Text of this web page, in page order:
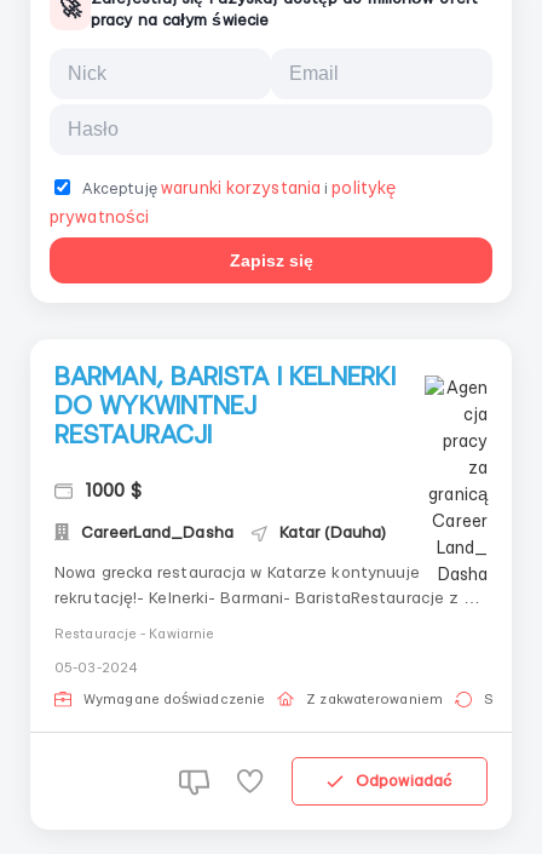
🚀
pracy na całym świecie
Akceptujęwarunki korzystania i politykę
prywatności
Zapisz się
BARMAN, BARISTA I KELNERKI
DO WYKWINTNEJ
RESTAURACJI
1000 $
CareerLand_Dasha Katar (Dauha)
Nowa grecka restauracja w Katarze kontynuuje
rekrutację!- Kelnerki- Barmani- BaristaRestauracje z tej
Michelin.Pracodawca zapewnia:- dobre wynagrodzenie-
wysokie napiwki- przelot- zakwaterowanie- wyżywienie-
Restauracje - Kawiarnie
05-03-2024
Wymagane doświadczenie Z zakwaterowaniem Stała
Odpowiadać